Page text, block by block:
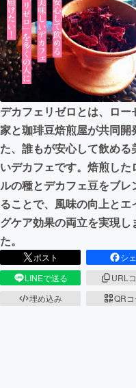
アート・写真
テクノロジー・
映像・映画
ビジネス・起業
まちづくり・地
CAMPFIRE for
CAMPFIREふるさと
デカフェリゼロとは、ロー
家と珈琲豆焙煎屋が共同開
た、誰もが安心して飲める
いデカフェです。焙煎した
ルの種とデカフェ豆をブレ
ることで、風味の向上とエ
グケア効果の両立を実現し
た。
ポスト
シ
LINEで送る
URL
埋め込み
QR